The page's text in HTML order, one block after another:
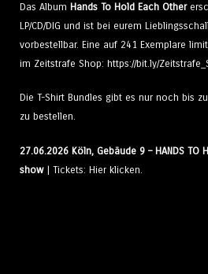
Das Album Hands To Hold Each Other
LP/CD/DIG und ist bei eurem
vorbestellbar. Eine auf 241 Exemplare
im Zeitstrafe Shop: https://bit.ly/
Die T-Shirt Bundles gibt es nur noch bis
zu bestellen.
27.06.2026 Köln, Gebäude 9 – HANDS TO
show| Tickets: Hier klicken.